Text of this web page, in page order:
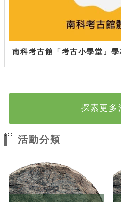
南科考古館「考古小學堂」
探索更多
:::
活動分類